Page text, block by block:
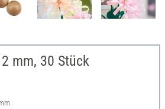
mm, 30 Stück